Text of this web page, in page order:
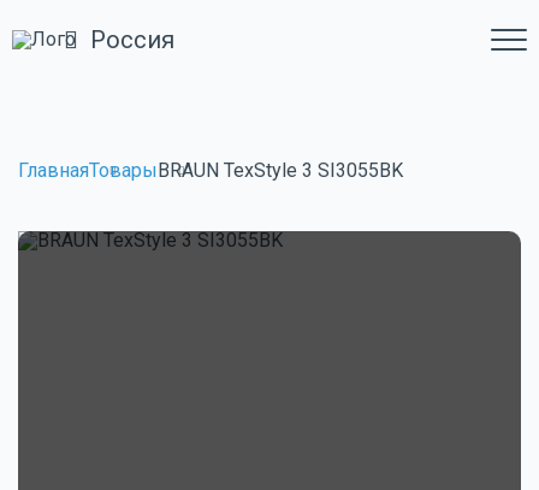
Россия
ГлавнаяТоварыBRAUN TexStyle 3 SI3055BK